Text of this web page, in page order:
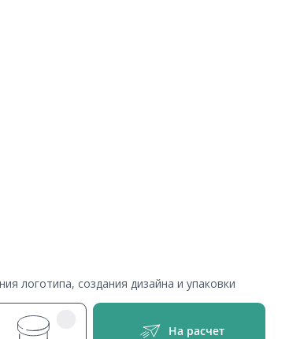
логотипа, создания дизайна и упаковки
На расчет